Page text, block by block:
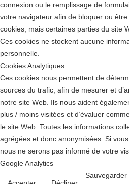
connexion ou le remplissage de
votre navigateur afin de bloquer ou
cookies, mais certaines parties du site
Ces cookies ne stockent aucune
personnelle.
Cookies Analytiques
Ces cookies nous permettent de
sources du trafic, afin de mesurer et
notre site Web. Ils nous aident
plus / moins visitées et d’évaluer
le site Web. Toutes les informations
agrégées et donc anonymisées. Si
nous ne serons pas informé de votre
Google Analytics
Sauvegarder